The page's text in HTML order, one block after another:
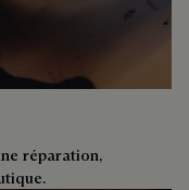
réparation,